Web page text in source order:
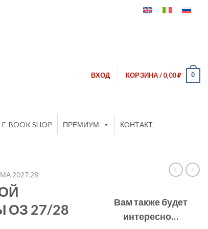
ВХОД КОРЗИНА /0,00₽ 0
E-BOOK SHOP ПРЕМИУМ КОНТАКТ
2027.28
27/28
Вам также будет
интересно…